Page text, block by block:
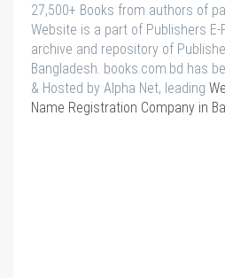
27,500+ Books from authors of
Website is a part of Publishers
archive and repository of
Bangladesh. books.com.bd has
& Hosted by Alpha Net, leading
Name Registration Company in